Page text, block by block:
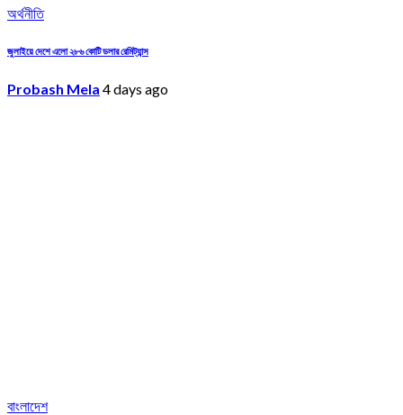
অর্থনীতি
জুলাইয়ে দেশে এলো ২৮৬ কোটি ডলার রেমিট্যান্স
Probash Mela 4 days ago
বাংলাদেশ